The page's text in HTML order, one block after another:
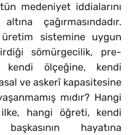
medeniyet iddialarını
çağırmasındadır.
üretim sistemine uygun
sömürgecilik, pre-
kendi ölçeğine, kendi
ve askerî kapasitesine
mıdır? Hangi
hangi öğreti, kendi
hayatına